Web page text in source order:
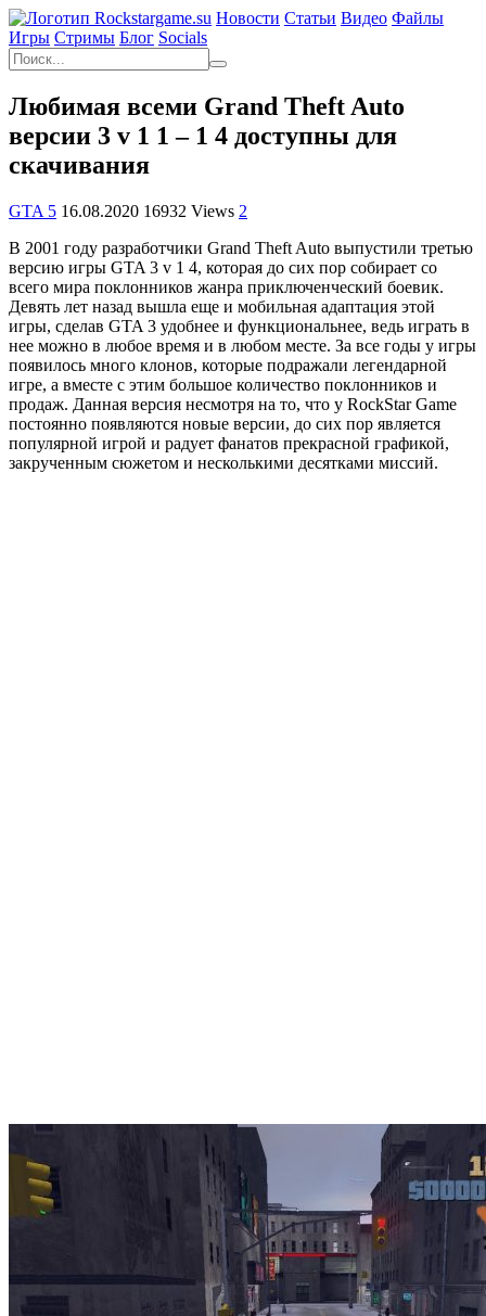
Новости Статьи Видео Файлы
Игры Cтримы Блог Socials
Любимая всеми Grand Theft Auto
версии 3 v 1 1 – 1 4 доступны для
скачивания
GTA 5 16.08.2020 16932 Views 2
В 2001 году разработчики Grand Theft Auto выпустили третью
версию игры GTA 3 v 1 4, которая до сих пор собирает со
всего мира поклонников жанра приключенческий боевик.
Девять лет назад вышла еще и мобильная адаптация этой
игры, сделав GTA 3 удобнее и функциональнее, ведь играть в
нее можно в любое время и в любом месте. За все годы у игры
появилось много клонов, которые подражали легендарной
игре, а вместе с этим большое количество поклонников и
продаж. Данная версия несмотря на то, что у RockStar Game
постоянно появляются новые версии, до сих пор является
популярной игрой и радует фанатов прекрасной графикой,
закрученным сюжетом и несколькими десятками миссий.